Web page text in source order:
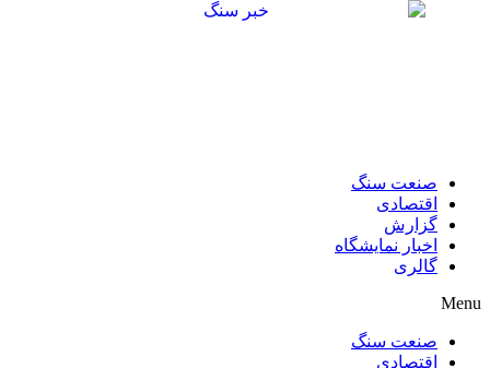
صنعت سنگ
اقتصادی
گزارش
اخبار نمایشگاه
گالری
Menu
صنعت سنگ
اقتصادی